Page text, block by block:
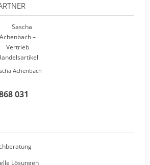
Achenbach
031
Lösungen